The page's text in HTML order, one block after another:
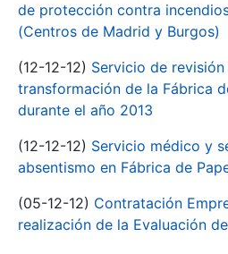
de protección contra
(Centros de Madrid y Burgos)
(12-12-12) Servicio de
transformación de la Fábrica
durante el año 2013
(12-12-12) Servicio médico y
absentismo en Fábrica de
(05-12-12) Contratación
realización de la Evaluación